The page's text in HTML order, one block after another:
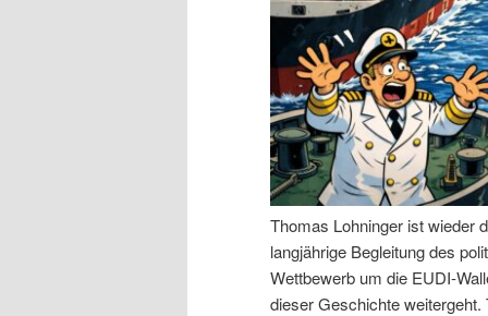
n
I
n
h
a
l
r
e
n
I
n
h
Thomas Lohninger ist wieder
langjährige Begleitung des
Wettbewerb um die EUDI-
dieser Geschichte